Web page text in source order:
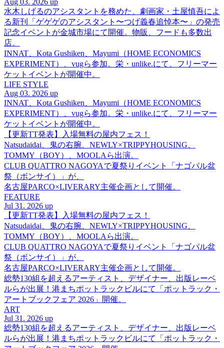
Aug 03. 2026 up
水木しげるのアシスタントを務めた、劇画家・土屋慎吾によ
る新刊「ゲゲゲのアシスタント〜つげ義春追悼本〜」の発売
記念イベントが金城市場にて開催。物販、フードも多数出
店。
INNAT、Kota Gushiken、Mayumi（HOME ECONOMICS
EXPERIMENT）、vugら参加。栄・unlike.にて、フリーマー
ケットイベントが開催中。
LIFE STYLE
Aug 03. 2026 up
INNAT、Kota Gushiken、Mayumi（HOME ECONOMICS
EXPERIMENT）、vugら参加。栄・unlike.にて、フリーマー
ケットイベントが開催中。
【更新TT発表】入場無料の屋内フェス！
Natsudaidai、鬼の右腕、NEWLY×TRIPPYHOUSING、
TOMMY（BOY）、MOOLAら出演。
CLUB QUATTRO NAGOYAで夏祭りイベント「ナゴパル盆
祭（ボンサイ）」が、
名古屋PARCO×LIVERARY主催企画として開催。
FEATURE
Jul 31. 2026 up
【更新TT発表】入場無料の屋内フェス！
Natsudaidai、鬼の右腕、NEWLY×TRIPPYHOUSING、
TOMMY（BOY）、MOOLAら出演。
CLUB QUATTRO NAGOYAで夏祭りイベント「ナゴパル盆
祭（ボンサイ）」が、
名古屋PARCO×LIVERARY主催企画として開催。
総勢130組を超えるアーティスト、デザイナー、出版レーベ
ルらが出展！港まちポットラックビルにて「ポットラック・
アートブックフェア 2026」開催。
ART
Jul 31. 2026 up
総勢130組を超えるアーティスト、デザイナー、出版レーベ
ルらが出展！港まちポットラックビルにて「ポットラック・